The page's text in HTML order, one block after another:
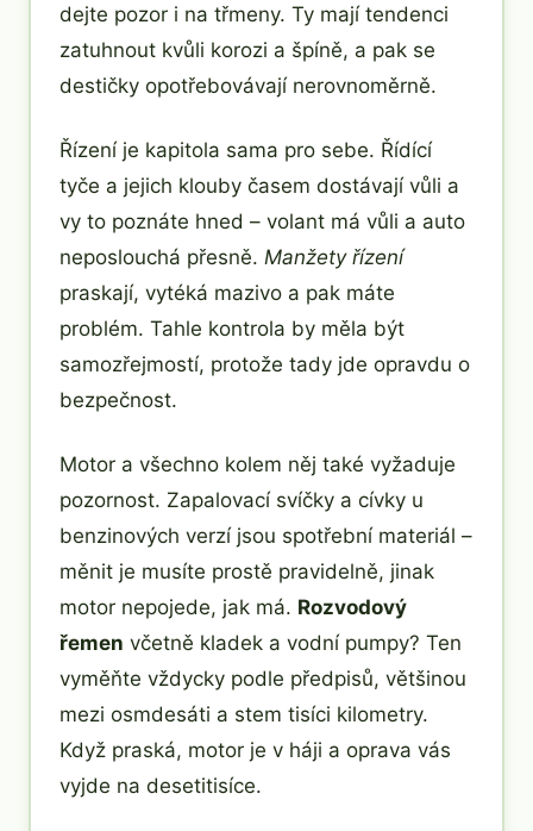
dejte pozor i na třmeny. Ty mají tendenci
zatuhnout kvůli korozi a špíně, a pak se
destičky opotřebovávají nerovnoměrně.
Řízení je kapitola sama pro sebe. Řídící
tyče a jejich klouby časem dostávají vůli a
vy to poznáte hned – volant má vůli a auto
neposlouchá přesně. Manžety řízení
praskají, vytéká mazivo a pak máte
problém. Tahle kontrola by měla být
samozřejmostí, protože tady jde opravdu o
bezpečnost.
Motor a všechno kolem něj také vyžaduje
pozornost. Zapalovací svíčky a cívky u
benzinových verzí jsou spotřební materiál –
měnit je musíte prostě pravidelně, jinak
motor nepojede, jak má. Rozvodový
řemen včetně kladek a vodní pumpy? Ten
vyměňte vždycky podle předpisů, většinou
mezi osmdesáti a stem tisíci kilometry.
Když praská, motor je v háji a oprava vás
vyjde na desetitisíce.